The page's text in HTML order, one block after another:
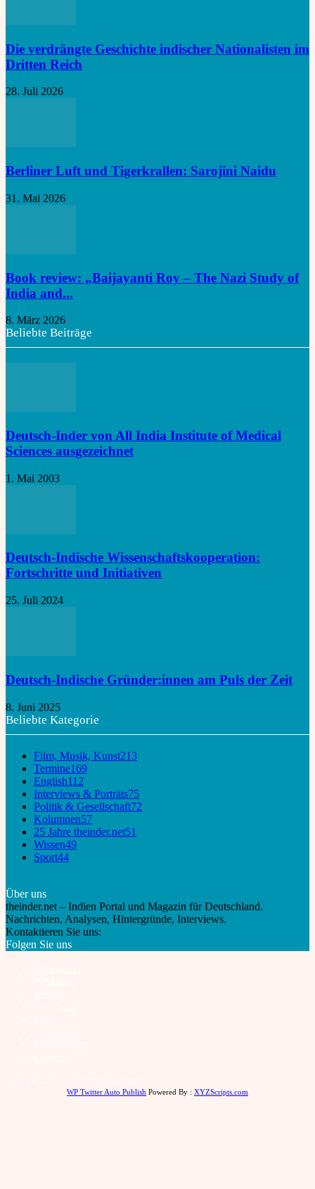
Die verdrängte Geschichte indischer Nationalisten im
Dritten Reich
28. Juli 2026
Berliner Luft und Tigerkrallen: Sarojini Naidu
31. Mai 2026
Book review: „Baijayanti Roy – The Nazi Study of
India and...
8. März 2026
Beliebte Beiträge
Deutsch-Inder von All India Institute of Medical
Sciences ausgezeichnet
1. Mai 2003
Deutsch-Indische Wissenschaftskooperation:
Fortschritte und Initiativen
25. Juli 2024
Deutsch-Indische Gründer:innen am Puls der Zeit
8. Juni 2025
Beliebte Kategorie
Film, Musik, Kunst213
Termine169
English112
Interviews & Porträts75
Politik & Gesellschaft72
Kolumnen57
25 Jahre theinder.net51
Wissen49
Sport44
Über uns
theinder.net – Indien Portal und Magazin für Deutschland.
Nachrichten, Analysen, Hintergründe, Interviews.
Kontaktieren Sie uns:
Folgen Sie uns
WP Twitter Auto Publish Powered By : XYZScripts.com